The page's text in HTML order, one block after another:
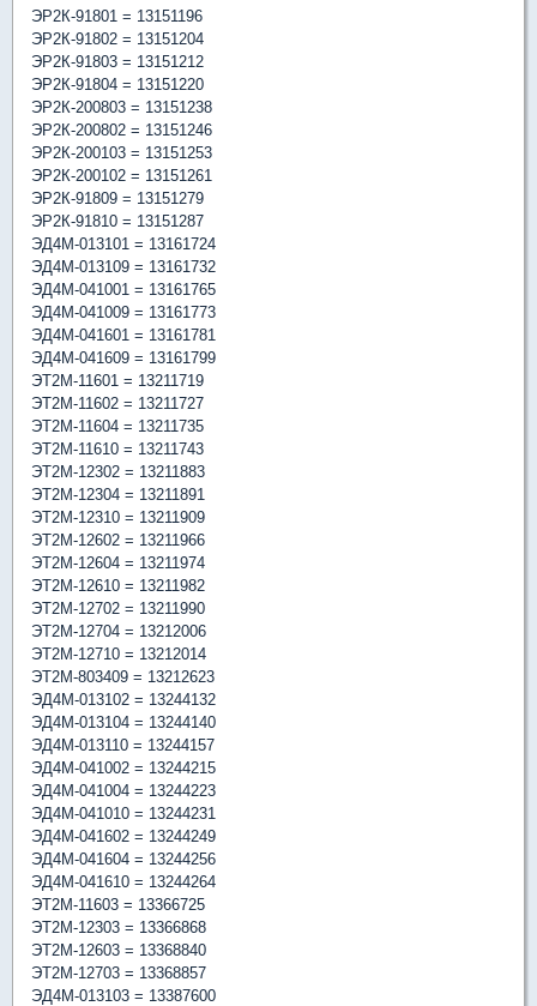
ЭР2К-91801 = 13151196
ЭР2К-91802 = 13151204
ЭР2К-91803 = 13151212
ЭР2К-91804 = 13151220
ЭР2К-200803 = 13151238
ЭР2К-200802 = 13151246
ЭР2К-200103 = 13151253
ЭР2К-200102 = 13151261
ЭР2К-91809 = 13151279
ЭР2К-91810 = 13151287
ЭД4М-013101 = 13161724
ЭД4М-013109 = 13161732
ЭД4М-041001 = 13161765
ЭД4М-041009 = 13161773
ЭД4М-041601 = 13161781
ЭД4М-041609 = 13161799
ЭТ2М-11601 = 13211719
ЭТ2М-11602 = 13211727
ЭТ2М-11604 = 13211735
ЭТ2М-11610 = 13211743
ЭТ2М-12302 = 13211883
ЭТ2М-12304 = 13211891
ЭТ2М-12310 = 13211909
ЭТ2М-12602 = 13211966
ЭТ2М-12604 = 13211974
ЭТ2М-12610 = 13211982
ЭТ2М-12702 = 13211990
ЭТ2М-12704 = 13212006
ЭТ2М-12710 = 13212014
ЭТ2М-803409 = 13212623
ЭД4М-013102 = 13244132
ЭД4М-013104 = 13244140
ЭД4М-013110 = 13244157
ЭД4М-041002 = 13244215
ЭД4М-041004 = 13244223
ЭД4М-041010 = 13244231
ЭД4М-041602 = 13244249
ЭД4М-041604 = 13244256
ЭД4М-041610 = 13244264
ЭТ2М-11603 = 13366725
ЭТ2М-12303 = 13366868
ЭТ2М-12603 = 13368840
ЭТ2М-12703 = 13368857
ЭД4М-013103 = 13387600